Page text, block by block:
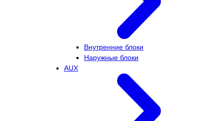
Внутренние блоки
Наружные блоки
AUX